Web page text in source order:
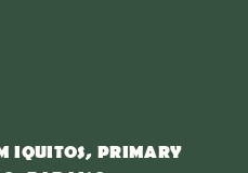
IQUITOS, PRIMARY